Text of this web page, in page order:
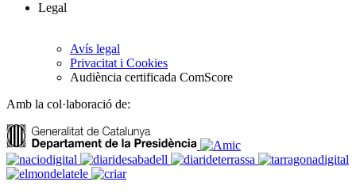
Legal
Avís legal
Privacitat i Cookies
Audiència certificada ComScore
Amb la col·laboració de: